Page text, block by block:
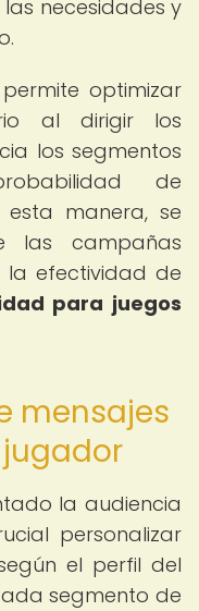
necesidades y
optimizar
al dirigir los
los segmentos
de
esta manera, se
las campañas
la efectividad de
para juegos
mensajes
la audiencia
personalizar
el perfil del
segmento de